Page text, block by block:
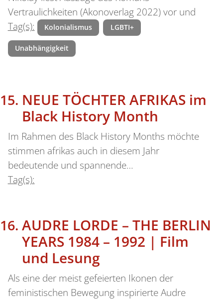
Vertraulichkeiten (Akonoverlag 2022) vor und
Tag(s):
Kolonialismus LGBTI+
Unabhängigkeit
NEUE TÖCHTER AFRIKAS im
Black History Month
Im Rahmen des Black History Months möchte
stimmen afrikas auch in diesem Jahr
bedeutende und spannende…
Tag(s):
AUDRE LORDE – THE BERLIN
YEARS 1984 – 1992 | Film
und Lesung
Als eine der meist gefeierten Ikonen der
feministischen Bewegung inspirierte Audre